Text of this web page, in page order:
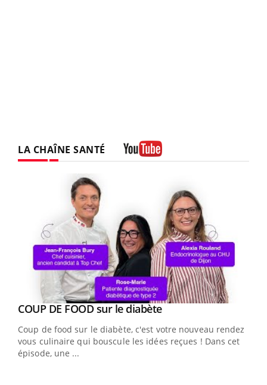
LA CHAÎNE SANTÉ
Youtube
COUP DE FOOD sur le diabèteYoutube
Coup de food sur le diabète, c'est votre nouveau rendez-
vous culinaire qui bouscule les idées reçues ! Dans cet
épisode, une ...